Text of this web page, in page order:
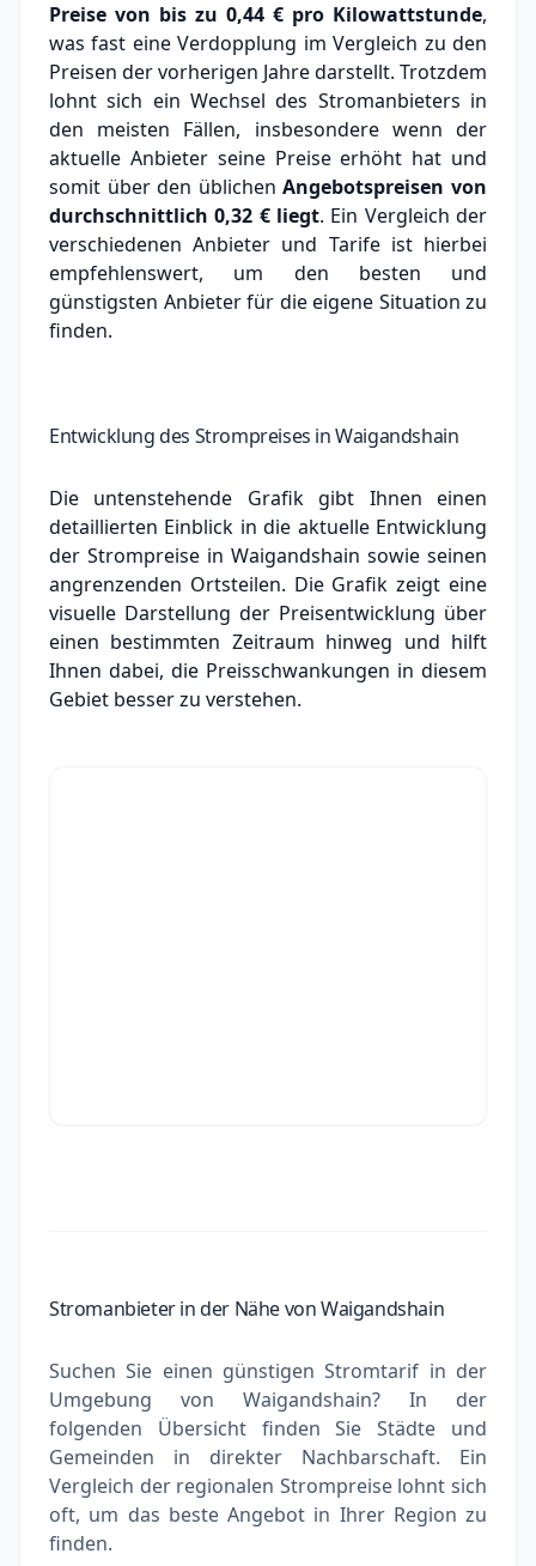
Preise von bis zu 0,44 € pro Kilowattstunde,
was fast eine Verdopplung im Vergleich zu den
Preisen der vorherigen Jahre darstellt. Trotzdem
lohnt sich ein Wechsel des Stromanbieters in
den meisten Fällen, insbesondere wenn der
aktuelle Anbieter seine Preise erhöht hat und
somit über den üblichenAngebotspreisen von
durchschnittlich0,32 €liegt. Ein Vergleich der
verschiedenen Anbieter und Tarife ist hierbei
empfehlenswert, um den besten und
günstigsten Anbieter für die eigene Situation zu
finden.
Entwicklung des Strompreises in Waigandshain
Die untenstehende Grafik gibt Ihnen einen
detaillierten Einblick in die aktuelle Entwicklung
der Strompreise in Waigandshain sowie seinen
angrenzenden Ortsteilen. Die Grafik zeigt eine
visuelle Darstellung der Preisentwicklung über
einen bestimmten Zeitraum hinweg und hilft
Ihnen dabei, die Preisschwankungen in diesem
Gebiet besser zu verstehen.
Stromanbieter in der Nähe von Waigandshain
Suchen Sie einen günstigen Stromtarif in der
Umgebung von Waigandshain? In der
folgenden Übersicht finden Sie Städte und
Gemeinden in direkter Nachbarschaft. Ein
Vergleich der regionalen Strompreise lohnt sich
oft, um das beste Angebot in Ihrer Region zu
finden.